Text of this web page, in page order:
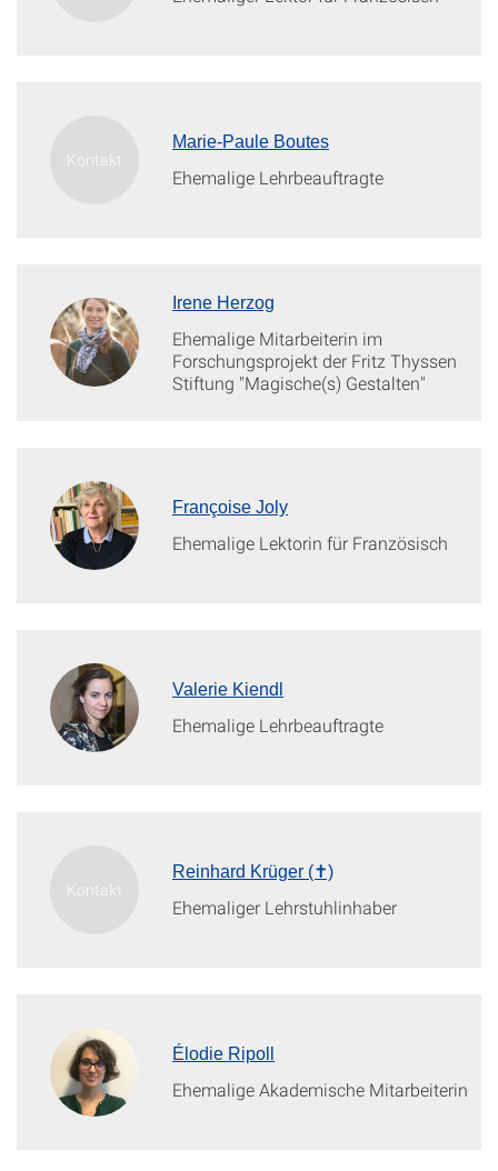
Marie-Paule Boutes
Ehemalige Lehrbeauftragte
Irene Herzog
Ehemalige Mitarbeiterin im
Forschungsprojekt der Fritz Thyssen
Stiftung "Magische(s) Gestalten"
Françoise Joly
Ehemalige Lektorin für Französisch
Valerie Kiendl
Ehemalige Lehrbeauftragte
Reinhard Krüger (✝)
Ehemaliger Lehrstuhlinhaber
Élodie Ripoll
Ehemalige Akademische Mitarbeiterin